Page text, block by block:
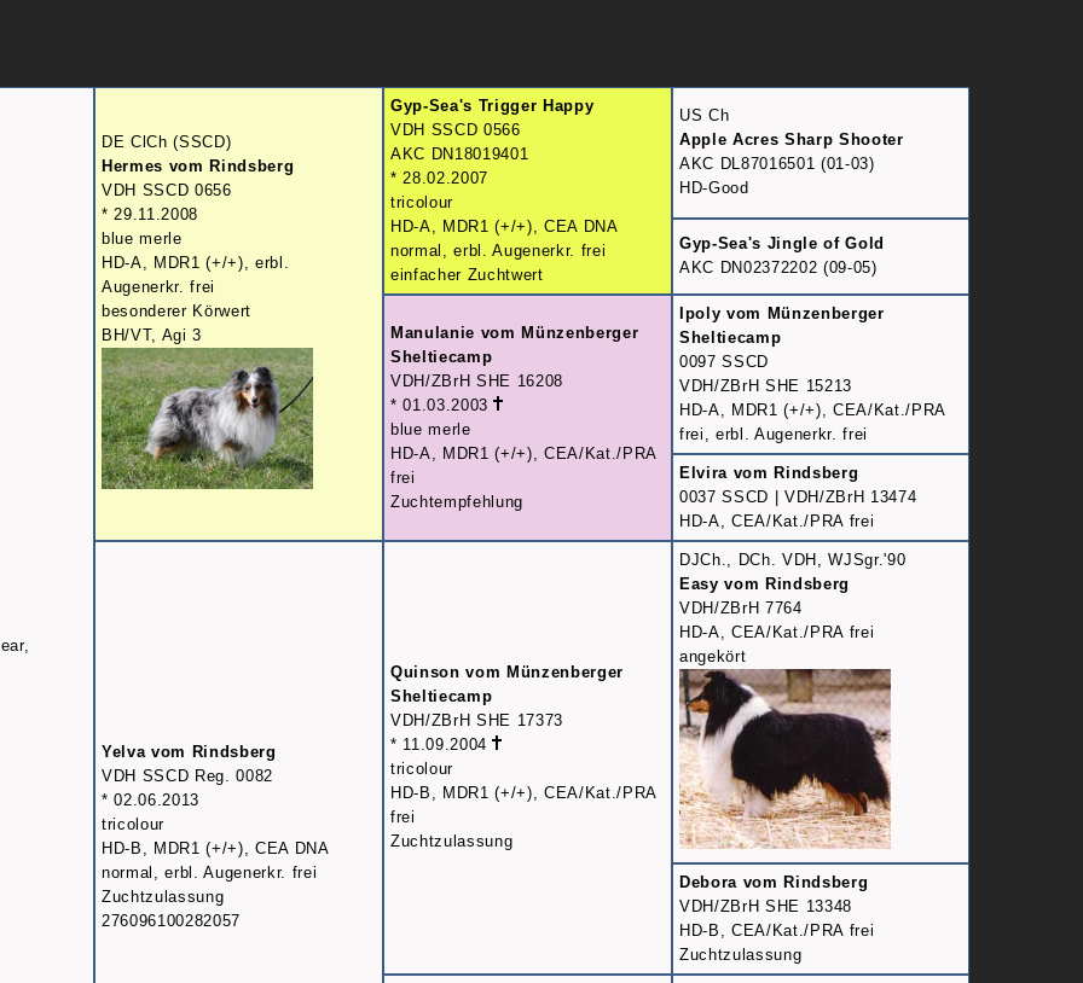
DE ClCh (SSCD)
Hermes vom Rindsberg
VDH SSCD 0656
* 29.11.2008
blue merle
HD-A, MDR1 (+/+), erbl.
Augenerkr. frei
besonderer Körwert
BH/VT, Agi 3
Gyp-Sea's Trigger Happy
VDH SSCD 0566
AKC DN18019401
* 28.02.2007
tricolour
HD-A, MDR1 (+/+), CEA DNA
normal, erbl. Augenerkr. frei
einfacher Zuchtwert
US Ch
Apple Acres Sharp Shooter
AKC DL87016501 (01-03)
HD-Good
Gyp-Sea's Jingle of Gold
AKC DN02372202 (09-05)
Manulanie vom Münzenberger
Sheltiecamp
VDH/ZBrH SHE 16208
* 01.03.2003
blue merle
HD-A, MDR1 (+/+), CEA/Kat./PRA
frei
Zuchtempfehlung
Ipoly vom Münzenberger
Sheltiecamp
0097 SSCD
VDH/ZBrH SHE 15213
HD-A, MDR1 (+/+), CEA/Kat./PRA
frei, erbl. Augenerkr. frei
Elvira vom Rindsberg
0037 SSCD | VDH/ZBrH 13474
HD-A, CEA/Kat./PRA frei
Yelva vom Rindsberg
VDH SSCD Reg. 0082
* 02.06.2013
tricolour
HD-B, MDR1 (+/+), CEA DNA
normal, erbl. Augenerkr. frei
Zuchtzulassung
276096100282057
Quinson vom Münzenberger
Sheltiecamp
VDH/ZBrH SHE 17373
* 11.09.2004
tricolour
HD-B, MDR1 (+/+), CEA/Kat./PRA
frei
Zuchtzulassung
DJCh., DCh. VDH, WJSgr.'90
Easy vom Rindsberg
VDH/ZBrH 7764
HD-A, CEA/Kat./PRA frei
angekört
Debora vom Rindsberg
VDH/ZBrH SHE 13348
HD-B, CEA/Kat./PRA frei
Zuchtzulassung